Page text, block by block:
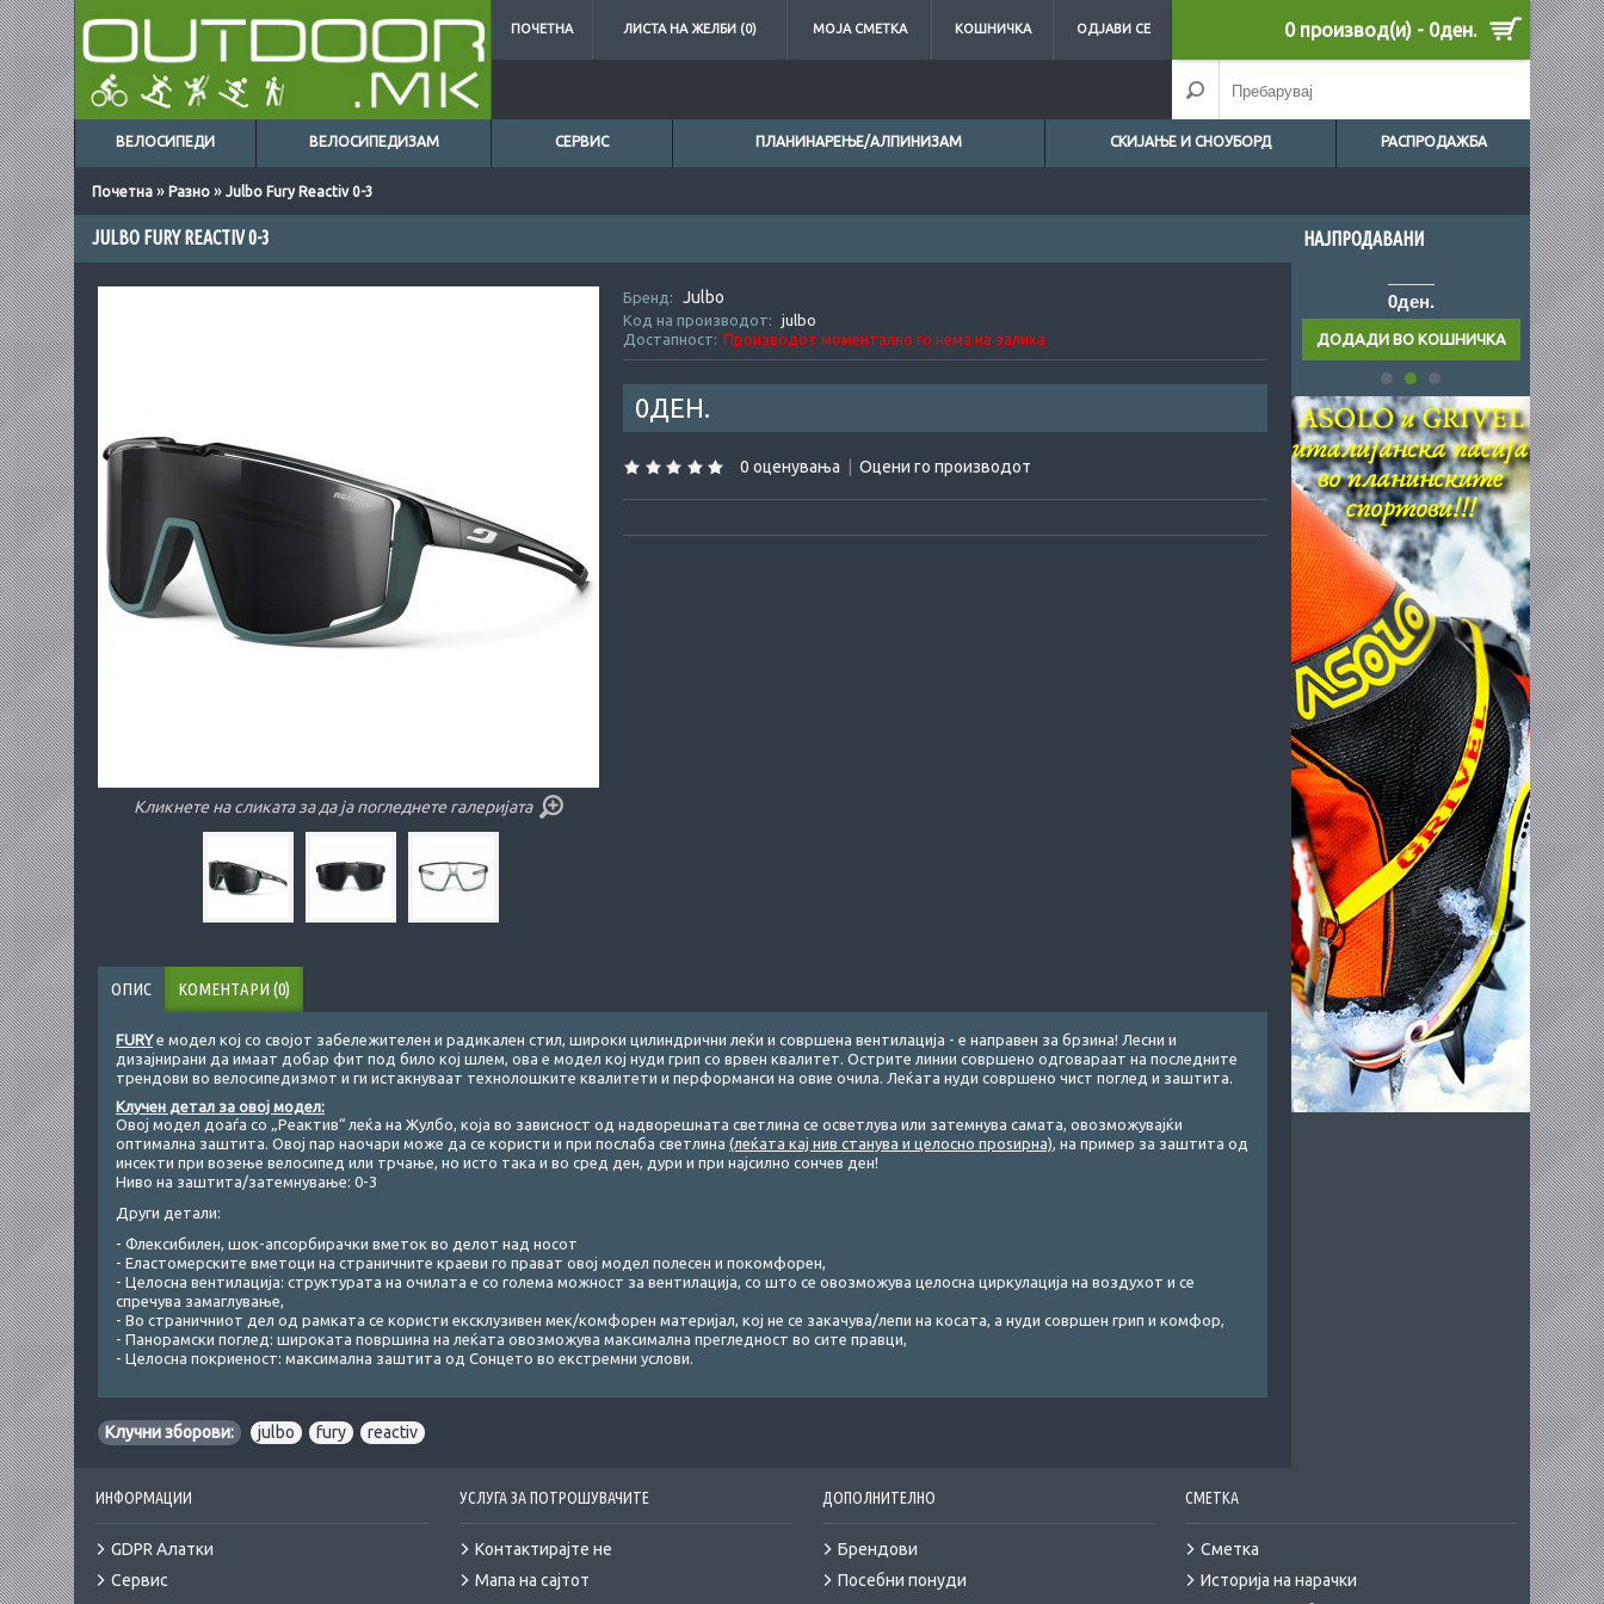
ПОЧЕТНА ЛИСТА НА ЖЕЛБИ (0) МОЈА СМЕТКА КОШНИЧКА ОДЈАВИ СЕ 0 производ(и) - 0ден.
ВЕЛОСИПЕДИ ВЕЛОСИПЕДИЗАМ СЕРВИС ПЛАНИНАРЕЊЕ/АЛПИНИЗАМ СКИЈАЊЕ И СНОУБОРД РАСПРОДАЖБА
Почетна » Разно » Julbo Fury Reactiv 0-3
НАЈПРОДАВАНИ
0ден.
JULBO FURY REACTIV 0-3
Кликнете на сликата за да ја погледнете галеријата
Бренд: Julbo
Код на производот:
julbo
Достапност: Производот моментално го нема на залиха
0ДЕН.
0 оценувања Оцени го производот
ОПИС КОМЕНТАРИ (0)
FURYе модел кој со својот забележителен и радикален стил, широки цилиндрични леќи и совршена вентилација - е направен за брзина! Лесни и
дизајнирани да имаат добар фит под било кој шлем, ова е модел кој нуди грип со врвен квалитет. Острите линии совршено одговараат на последните
трендови во велосипедизмот и ги истакнуваат технолошките квалитети и перформанси на овие очила. Леќата нуди совршено чист поглед и заштита.
Клучен детал за овој модел:
Овој модел доаѓа со „Реактив“ леќа на Жулбо, која во зависност од надворешната светлина се осветлува или затемнува самата, овозможувајќи
оптимална заштита. Овој пар наочари може да се користи и при послаба светлина (леќата кај нив станува и целосно проѕирна), на пример за заштита од
инсекти при возење велосипед или трчање, но исто така и во сред ден, дури и при најсилно сончев ден!
Ниво на заштита/затемнување: 0-3
Други детали:
- Флексибилен, шок-апсорбирачки вметок во делот над носот
- Еластомерските вметоци на страничните краеви го прават овој модел полесен и покомфорен,
- Целосна вентилација: структурата на очилата е со голема можност за вентилација, со што се овозможува целосна циркулација на воздухот и се
спречува замаглување,
- Во страничниот дел од рамката се користи ексклузивен мек/комфорен материјал, кој не се закачува/лепи на косата, а нуди совршен грип и комфор,
- Панорамски поглед: широката површина на леќата овозможува максимална прегледност во сите правци,
- Целосна покриеност: максимална заштита од Сонцето во екстремни услови.
Клучни зборови: julbo fury reactiv
ИНФОРМАЦИИ
GDPR Алатки
Сервис
УСЛУГА ЗА ПОТРОШУВАЧИТЕ
Контактирајте не
Мапа на сајтот
ДОПОЛНИТЕЛНО
Брендови
Посебни понуди
СМЕТКА
Сметка
Историја на нарачки